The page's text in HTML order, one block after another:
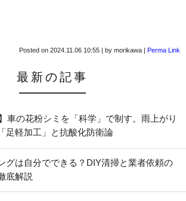
Posted on 2024.11.06 10:55 by morikawa Perma Link
最新の記事
車の花粉シミを「科学」で制す。雨上がり
足軽加工」と抗酸化防衛論
グは自分でできる？DIY清掃と業者依頼の
底解説